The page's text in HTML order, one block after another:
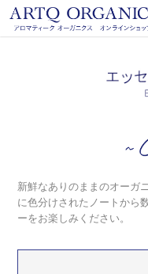
ORGANICS
新鮮なありのままのオーガ
に色分けされたノートから
ーをお楽しみください。